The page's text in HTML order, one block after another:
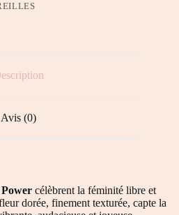
Avis (0)
célèbrent la féminité libre et
dorée, finement texturée, capte la